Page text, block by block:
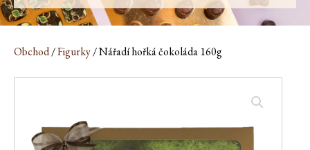
Obchod/Figurky/ Nářadí hořká čokoláda 160g